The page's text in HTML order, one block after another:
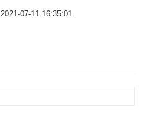
2021-07-11 16:35:01